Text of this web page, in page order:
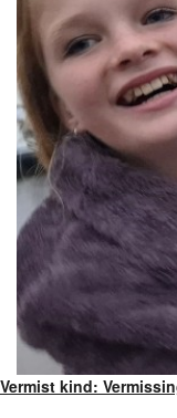
Vermist kind: